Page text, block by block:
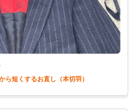
ら短くするお直し（本切羽）